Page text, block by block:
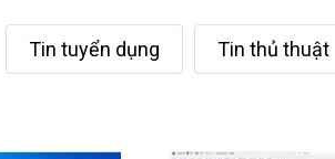
Tin tuyển dụng Tin thủ thuật